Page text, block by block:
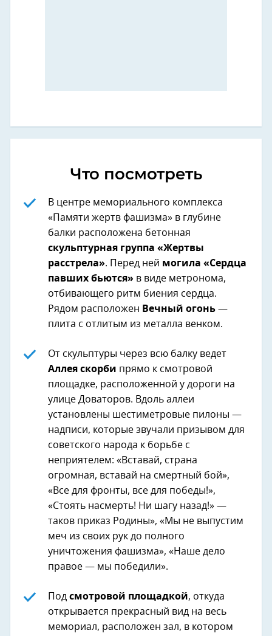
Что посмотреть
В центре мемориального комплекса
«Памяти жертв фашизма» в глубине
балки расположена бетонная
скульптурная группа «Жертвы
расстрела». Перед ней могила «Сердца
павших бьются» в виде метронома,
отбивающего ритм биения сердца.
Рядом расположен Вечный огонь —
плита с отлитым из металла венком.
От скульптуры через всю балку ведет
Аллея скорби прямо к смотровой
площадке, расположенной у дороги на
улице Доваторов. Вдоль аллеи
установлены шестиметровые пилоны —
надписи, которые звучали призывом для
советского народа к борьбе с
неприятелем: «Вставай, страна
огромная, вставай на смертный бой»,
«Все для фронты, все для победы!»,
«Стоять насмерть! Ни шагу назад!» —
таков приказ Родины», «Мы не выпустим
меч из своих рук до полного
уничтожения фашизма», «Наше дело
правое — мы победили».
Под смотровой площадкой, откуда
открывается прекрасный вид на весь
мемориал, расположен зал, в котором